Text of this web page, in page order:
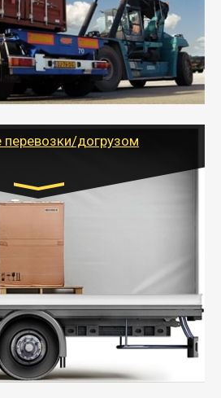
20 т возможна для больших
в коробки, мешки,
в самые отдаленные места
сохранности.
услуги по
физических и юридических лиц
перевозки/догрузом
Транспорт:
Бычок, Еврофура от 5 до
10 тонн
Возможен догруз
доставить вещи от 200 кг в
или попутно. Попутные
физлиц, ИП и юрлиц обходятся
доставку
и личных вещей по нужному